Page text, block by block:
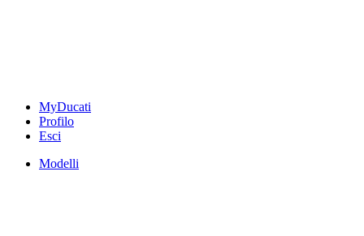
MyDucati
Profilo
Esci
Modelli